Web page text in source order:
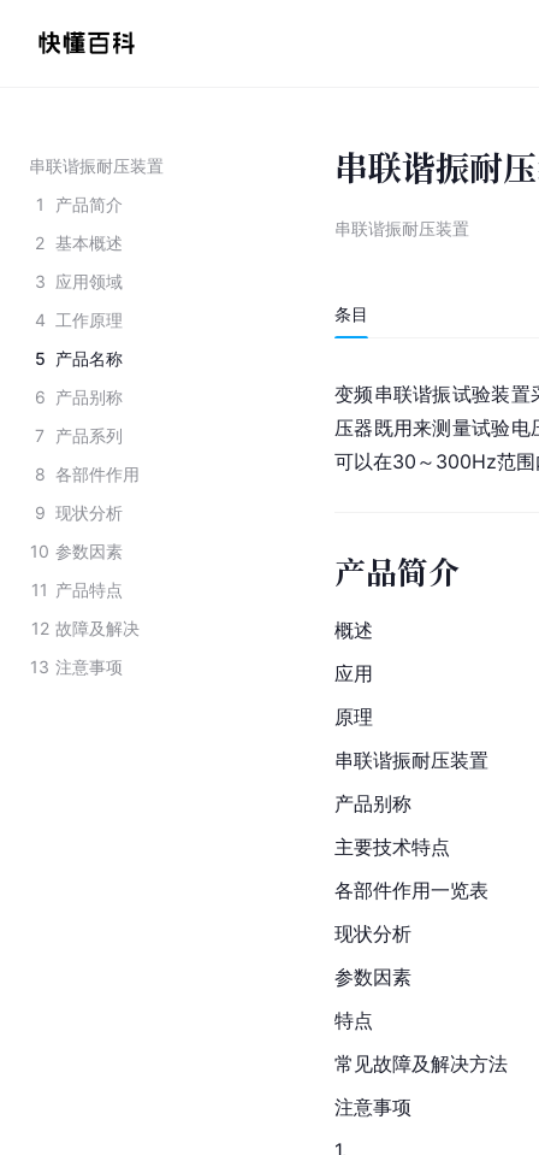
串联谐振耐压装置
1
产品简介
2 基本概述
3 应用领域
4 工作原理
5 产品名称
6 产品别称
7
产品系列
8 各部件作用
9 现状分析
10 参数因素
11 产品特点
12 故障及解决
13 注意事项
串联谐振耐
串联谐振耐压装置
条目
变频串联谐振试验装置
压器既用来测量试验电
可以在30～300Hz范围
产品简介
概述
应用
原理
串联谐振耐压装置
产品别称
主要技术特点
各部件作用一览表
现状分析
参数因素
特点
常见故障及解决方法
注意事项
1.